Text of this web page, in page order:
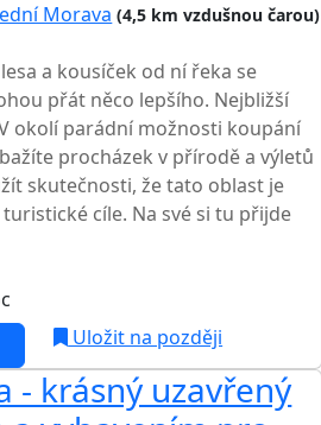
Morava (4,5 km vzdušnou čarou)
a kousíček od ní řeka se
přát něco lepšího. Nejbližší
okolí parádní možnosti koupání
procházek v přírodě a výletů
skutečnosti, že tato oblast je
cíle. Na své si tu přijde
Uložit na později
- krásný uzavřený